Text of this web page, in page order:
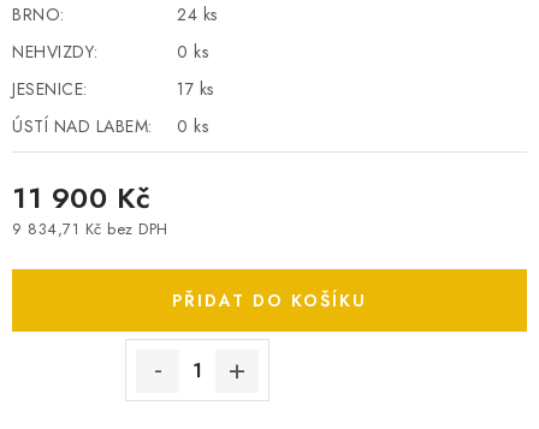
BATERIE PRO VYSAVAČE
BATERIE PRO NOUZOVÁ OSVĚTLENÍ
SPOTŘEBNÍ BATERIE
PŘÍSLUŠENSTVÍ
DOPRAVA ZDARMA
KONTAKTY
POŠTOVNÉ A DOPRAVA
KONFIGURÁTOR AUTOBATERIÍ
VÝMĚNA AUTOBATERIE
OBCHODNÍ PODMÍNKY
BRNO:
24 ks
NEHVIZDY:
0 ks
JESENICE:
17 ks
ÚSTÍ NAD LABEM:
0 ks
11 900 Kč
9 834,71 Kč bez DPH
PŘIDAT DO KOŠÍKU